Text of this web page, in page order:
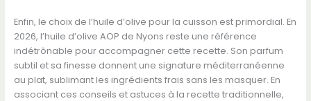
Enfin, le choix de l’huile d’olive pour la cuisson est primordial. En
2026, l’huile d’olive AOP de Nyons reste une référence
indétrônable pour accompagner cette recette. Son parfum
subtil et sa finesse donnent une signature méditerranéenne
au plat, sublimant les ingrédients frais sans les masquer. En
associant ces conseils et astuces à la recette traditionnelle,